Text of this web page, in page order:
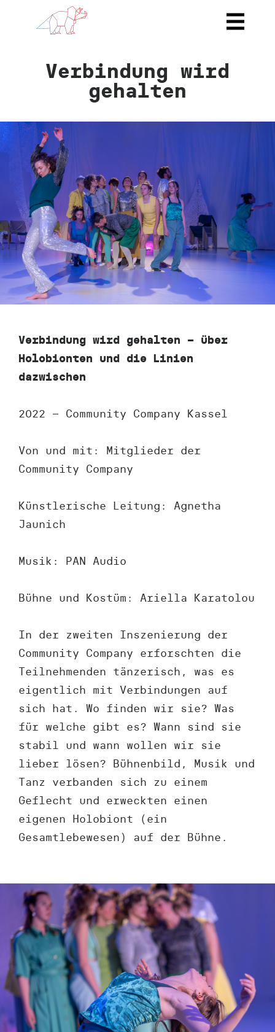
Verbindung wird
gehalten
Verbindung wird gehalten – über
Holobionten und die Linien
dazwischen
2022 – Community Company Kassel
Von und mit: Mitglieder der
Community Company
Künstlerische Leitung: Agnetha
Jaunich
Musik: PAN Audio
Bühne und Kostüm: Ariella Karatolou
In der zweiten Inszenierung der
Community Company erforschten die
Teilnehmenden tänzerisch, was es
eigentlich mit Verbindungen auf
sich hat. Wo finden wir sie? Was
für welche gibt es? Wann sind sie
stabil und wann wollen wir sie
lieber lösen? Bühnenbild, Musik und
Tanz verbanden sich zu einem
Geflecht und erweckten einen
eigenen Holobiont (ein
Gesamtlebewesen) auf der Bühne.